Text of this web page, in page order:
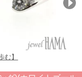
む】